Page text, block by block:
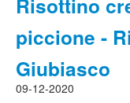
piccione -
Giubiasco
09-12-2020